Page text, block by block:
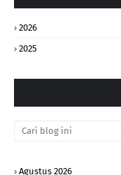
2026
2025
Agustus 2026